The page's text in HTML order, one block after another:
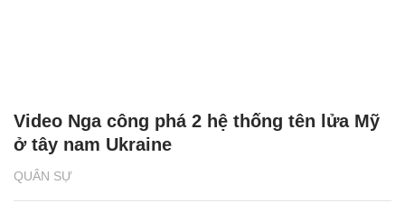
QUÂN SỰ
Video Nga công phá 2 hệ thống tên lửa Mỹ
ở tây nam Ukraine